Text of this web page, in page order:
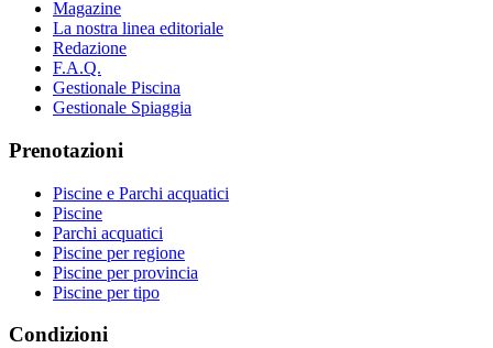
Magazine
La nostra linea editoriale
Redazione
F.A.Q.
Gestionale Piscina
Gestionale Spiaggia
Prenotazioni
Piscine e Parchi acquatici
Piscine
Parchi acquatici
Piscine per regione
Piscine per provincia
Piscine per tipo
Condizioni